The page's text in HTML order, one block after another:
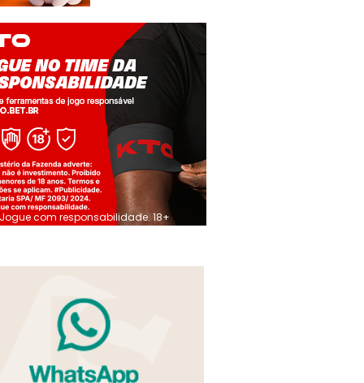
Jogue com responsabilidade. 18+